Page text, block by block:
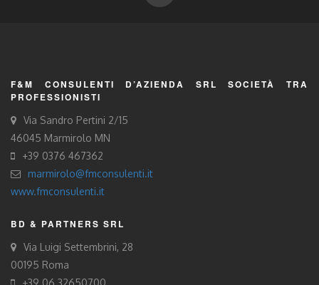
F&M CONSULENTI D’AZIENDA SRL SOCIETÀ TRA
PROFESSIONISTI
Via Sandro Pertini 2/15
46045 Marmirolo MN
+39 0376 467362
marmirolo@fmconsulenti.it
www.fmconsulenti.it
BD & PARTNERS SRL
Via Luigi Settembrini, 28
00195 Roma